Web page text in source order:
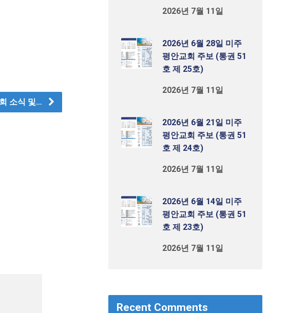
소식 및…
2026년 7월 11일
2026년 6월 28일 미주
평안교회 주보 (통권 51
호 제 25호)
2026년 7월 11일
2026년 6월 21일 미주
평안교회 주보 (통권 51
호 제 24호)
2026년 7월 11일
2026년 6월 14일 미주
평안교회 주보 (통권 51
호 제 23호)
2026년 7월 11일
Recent Comments